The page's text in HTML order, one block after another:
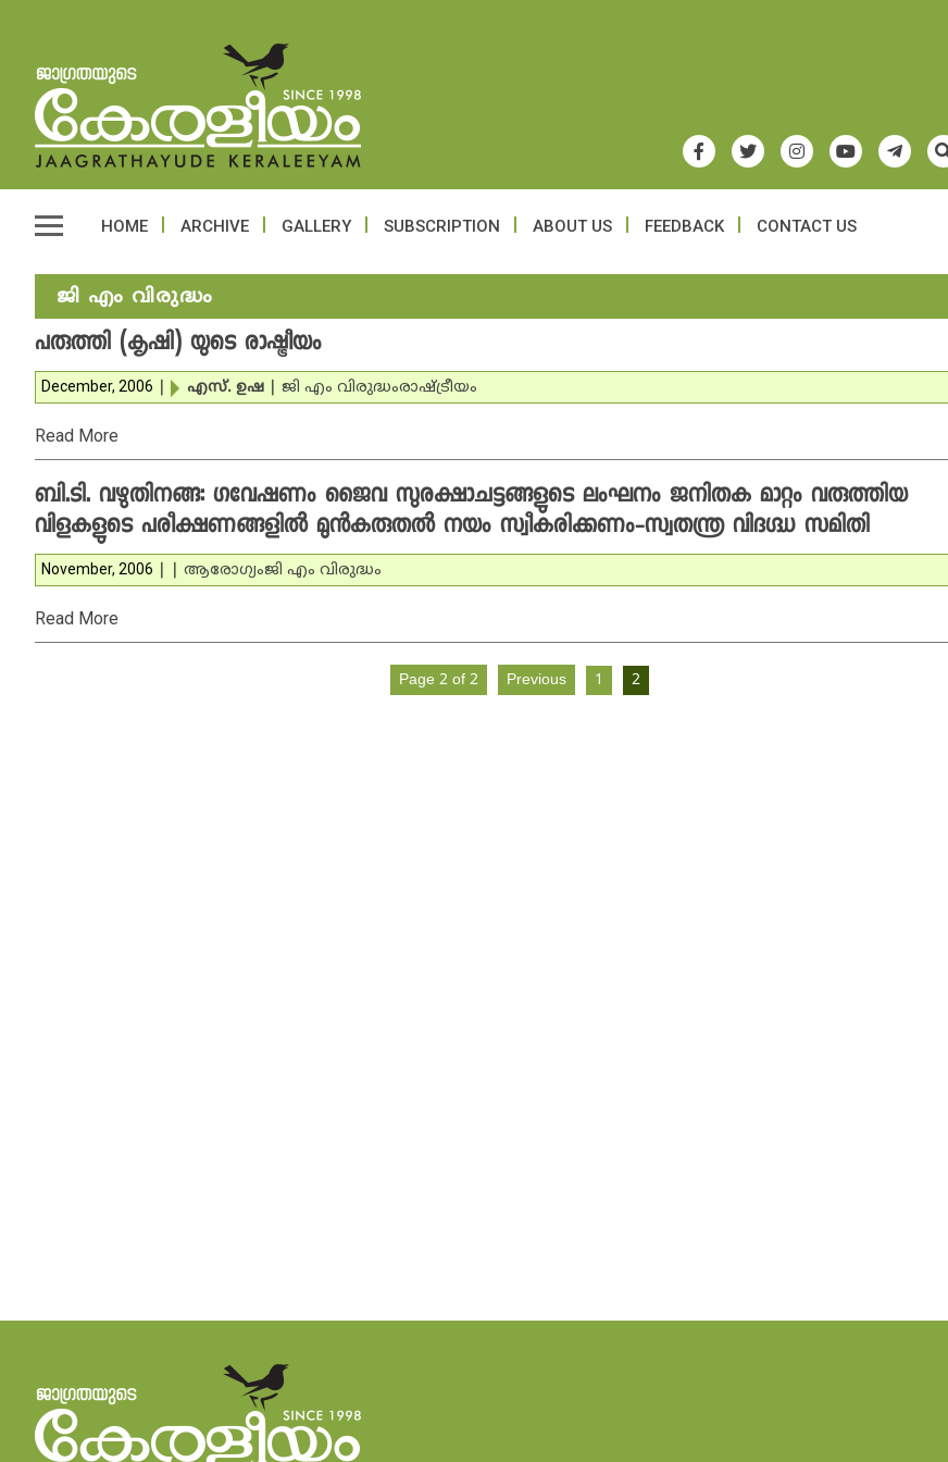
HOME ARCHIVE GALLERY SUBSCRIPTION ABOUT US FEEDBACK CONTACT US
ജി എം വിരുദ്ധം
പരുത്തി (കൃഷി) യുടെ രാഷ്ട്രീയം
December, 2006 എസ്. ഉഷ ജി എം വിരുദ്ധംരാഷ്ട്രീയം
Read More
ബി.ടി. വഴുതിനങ്ങ: ഗവേഷണം ജൈവ സുരക്ഷാചട്ടങ്ങളുടെ ലംഘനം ജനിതക മാറ്റം വരുത്തിയ
വിളകളുടെ പരീക്ഷണങ്ങളില്‍ മുന്‍കരുതല്‍ നയം സ്വീകരിക്കണം-സ്വതന്ത്ര വിദഗ്ദ്ധ സമിതി
November, 2006 ആരോഗ്യംജി എം വിരുദ്ധം
Read More
Page 2 of 2 Previous 1 2